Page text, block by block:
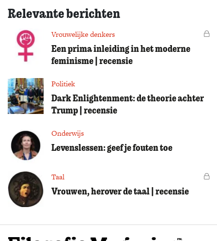
Relevante berichten
Vrouwelijke denkers
Een prima inleiding in het moderne
feminisme | recensie
Politiek
Dark Enlightenment: de theorie achter
Trump | recensie
Onderwijs
Levenslessen: geef je fouten toe
Taal
Vrouwen, herover de taal | recensie